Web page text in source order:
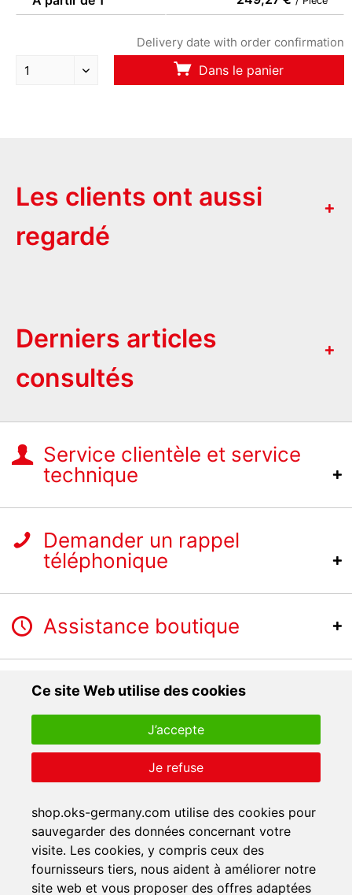
Ce site Web utilise des cookies
shop.oks-germany.com utilise des cookies pour
sauvegarder des données concernant votre
visite. Les cookies, y compris ceux des
fournisseurs tiers, nous aident à améliorer notre
site web et vous proposer des offres adaptées
Je refuse
J’accepte
Delivery date with order confirmation
Dans le panier
Les clients ont aussi
regardé
Derniers articles
consultés
Service clientèle et service
technique
Demander un rappel
téléphonique
Assistance boutique